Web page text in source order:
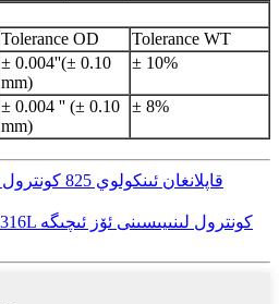
Tolerance OD
Tolerance WT
± 0.004''(± 0.10
mm)
± 10%
± 0.004 '' (± 0.10
mm)
± 8%